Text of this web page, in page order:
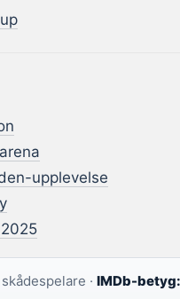
upplevelse
skådespelare · IMDb-betyg: